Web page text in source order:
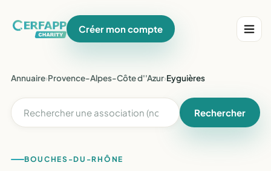
Créer mon compte
Annuaire›Provence-Alpes-Côte d''Azur›Eyguières
Rechercher
BOUCHES-DU-RHÔNE